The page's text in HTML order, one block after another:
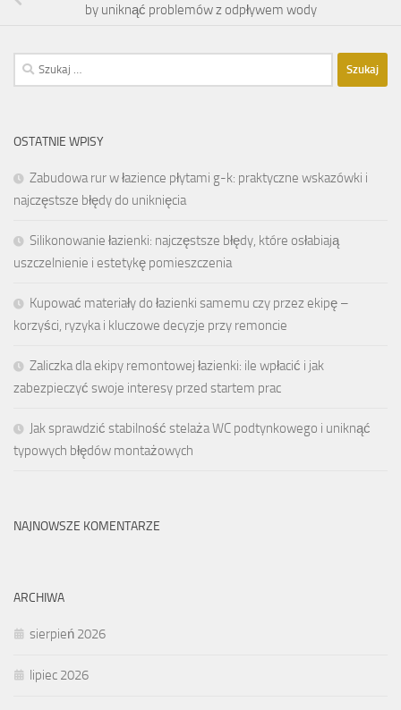
by uniknąć problemów z odpływem wody
Szukaj:
OSTATNIE WPISY
Zabudowa rur w łazience płytami g-k: praktyczne wskazówki i
najczęstsze błędy do uniknięcia
Silikonowanie łazienki: najczęstsze błędy, które osłabiają
uszczelnienie i estetykę pomieszczenia
Kupować materiały do łazienki samemu czy przez ekipę –
korzyści, ryzyka i kluczowe decyzje przy remoncie
Zaliczka dla ekipy remontowej łazienki: ile wpłacić i jak
zabezpieczyć swoje interesy przed startem prac
Jak sprawdzić stabilność stelaża WC podtynkowego i uniknąć
typowych błędów montażowych
NAJNOWSZE KOMENTARZE
ARCHIWA
sierpień 2026
lipiec 2026